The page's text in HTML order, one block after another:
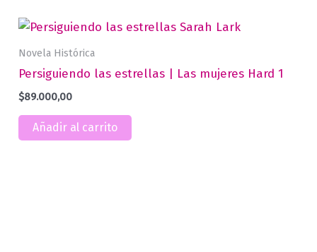
Novela Histórica
Persiguiendo las estrellas | Las mujeres Hard 1
$89.000,00
Añadir al carrito